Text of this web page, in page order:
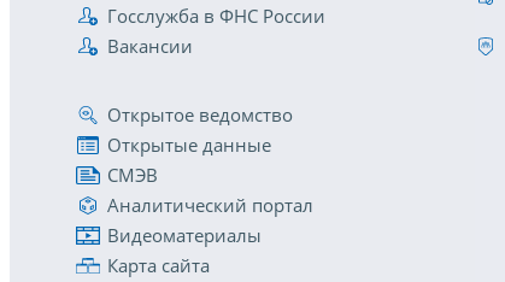
Госслужба в ФНС России
Вакансии
Открытое ведомство
Открытые данные
СМЭВ
Аналитический портал
Видеоматериалы
Карта сайта